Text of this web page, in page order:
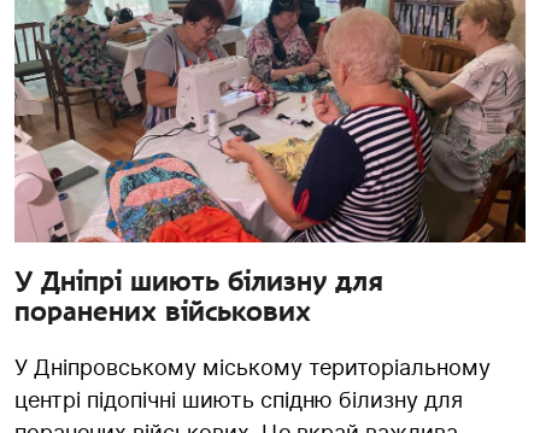
У Дніпрі шиють білизну для
поранених військових
У Дніпровському міському територіальному
центрі підопічні шиють спідню білизну для